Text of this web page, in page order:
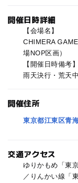
開催日時詳細
【会場名】
CHIMERA
場NOP区画）
【開催日時備考】
雨天決行・荒天
開催住所
東京都江東区青
交通アクセス
ゆりかもめ「東
／りんかい線「